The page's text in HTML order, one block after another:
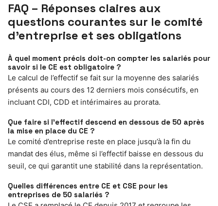
FAQ – Réponses claires aux
questions courantes sur le comité
d’entreprise et ses obligations
À quel moment précis doit-on compter les salariés pour
savoir si le CE est obligatoire ?
Le calcul de l’effectif se fait sur la moyenne des salariés
présents au cours des 12 derniers mois consécutifs, en
incluant CDI, CDD et intérimaires au prorata.
Que faire si l’effectif descend en dessous de 50 après
la mise en place du CE ?
Le comité d’entreprise reste en place jusqu’à la fin du
mandat des élus, même si l’effectif baisse en dessous du
seuil, ce qui garantit une stabilité dans la représentation.
Quelles différences entre CE et CSE pour les
entreprises de 50 salariés ?